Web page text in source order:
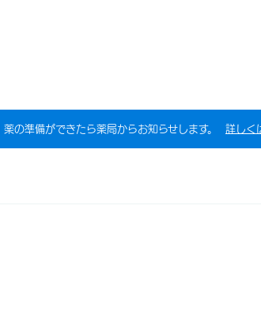
の準備ができたら薬局からお知らせします。 詳しく